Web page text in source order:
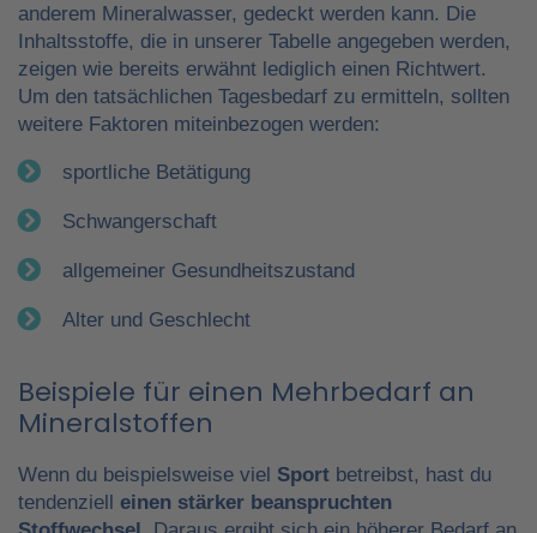
anderem Mineralwasser, gedeckt werden kann. Die
Inhaltsstoffe, die in unserer Tabelle angegeben werden,
zeigen wie bereits erwähnt lediglich einen Richtwert.
Um den tatsächlichen Tagesbedarf zu ermitteln, sollten
weitere Faktoren miteinbezogen werden:
sportliche Betätigung
Schwangerschaft
allgemeiner Gesundheitszustand
Alter und Geschlecht
Beispiele für einen Mehrbedarf an
Mineralstoffen
Wenn du beispielsweise viel Sport betreibst, hast du
tendenziell einen stärker beanspruchten